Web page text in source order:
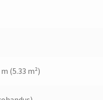
(5.33 m²)